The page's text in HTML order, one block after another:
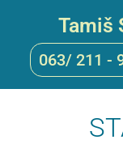
Tamiš
063/ 211 -